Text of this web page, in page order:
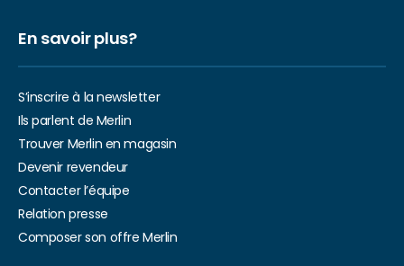
En savoir plus?
S’inscrire à la newsletter
Ils parlent de Merlin
Trouver Merlin en magasin
Devenir revendeur
Contacter l’équipe
Relation presse
Composer son offre Merlin